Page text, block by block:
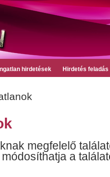
Ingatlan hirdetések Hirdetés feladás
megfelelő
a